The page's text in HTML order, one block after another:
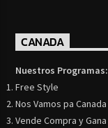
CANADA
Nuestros Programas:
Free Style
Nos Vamos pa Canada
Vende Compra y Gana